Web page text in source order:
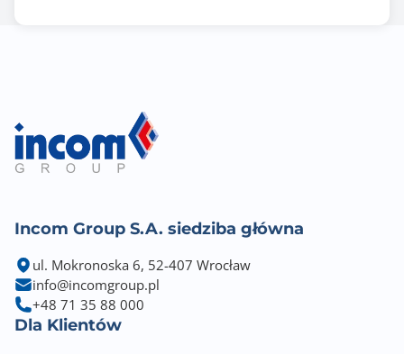
Incom Group S.A. siedziba główna
ul. Mokronoska 6, 52-407 Wrocław
info@incomgroup.pl
+48 71 35 88 000
Dla Klientów